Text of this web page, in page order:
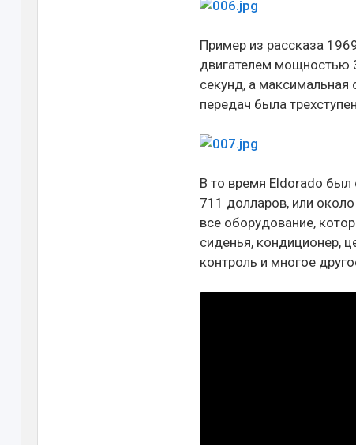
Пример из рассказа
двигателем мощностью
секунд, а максимальная
передач была
В то время Eldorado был
711 долларов, или
все оборудование,
сиденья, кондиционер,
контроль и многое